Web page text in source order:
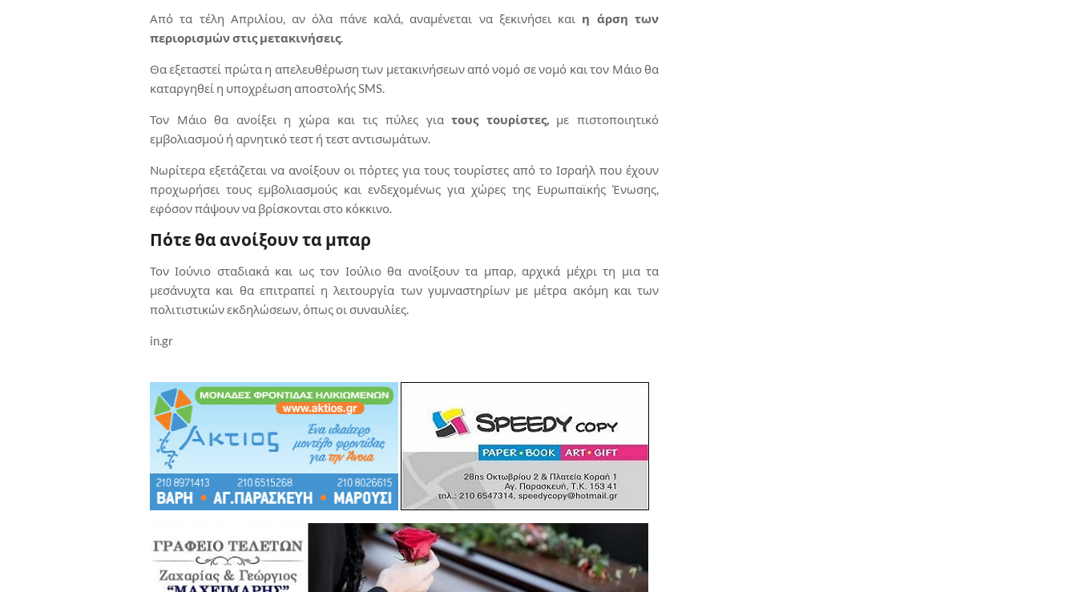
Από τα τέλη Απριλίου, αν όλα πάνε καλά, αναμένεται να ξεκινήσει και η άρση των
περιορισμών στις μετακινήσεις.
Θα εξεταστεί πρώτα η απελευθέρωση των μετακινήσεων από νομό σε νομό και τον Μάιο θα
καταργηθεί η υποχρέωση αποστολής SMS.
Τον Μάιο θα ανοίξει η χώρα και τις πύλες γιατους τουρίστες,με πιστοποιητικό
εμβολιασμού ή αρνητικό τεστ ή τεστ αντισωμάτων.
Νωρίτερα εξετάζεται να ανοίξουν οι πόρτες για τους τουρίστες από το Ισραήλ που έχουν
προχωρήσει τους εμβολιασμούς και ενδεχομένως για χώρες της Ευρωπαϊκής Ένωσης,
εφόσον πάψουν να βρίσκονται στο κόκκινο.
Πότε θα ανοίξουν τα μπαρ
Τον Ιούνιο σταδιακά και ως τον Ιούλιο θα ανοίξουν τα μπαρ, αρχικά μέχρι τη μια τα
μεσάνυχτα και θα επιτραπεί η λειτουργία των γυμναστηρίων με μέτρα ακόμη και των
πολιτιστικών εκδηλώσεων, όπως οι συναυλίες.
in.gr